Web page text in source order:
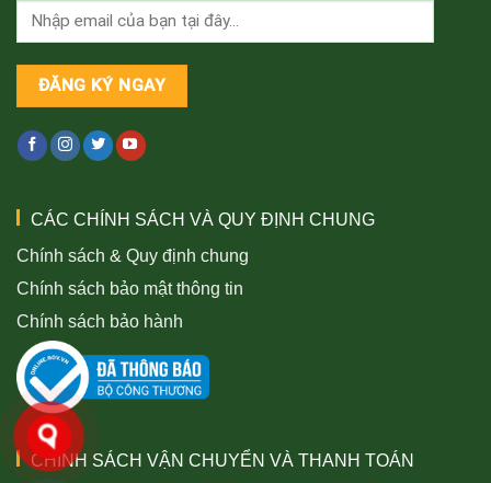
CÁC CHÍNH SÁCH VÀ QUY ĐỊNH CHUNG
Chính sách & Quy định chung
Chính sách bảo mật thông tin
Chính sách bảo hành
CHÍNH SÁCH VẬN CHUYỂN VÀ THANH TOÁN